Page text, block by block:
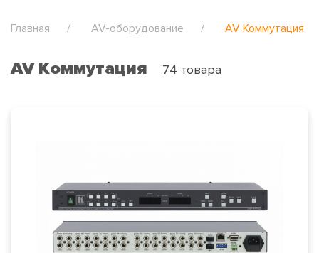
Главная AV-оборудование AV Коммутация
AV Коммутация 74 товара